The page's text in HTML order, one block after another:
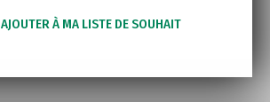
AJOUTER À MA LISTE DE SOUHAIT